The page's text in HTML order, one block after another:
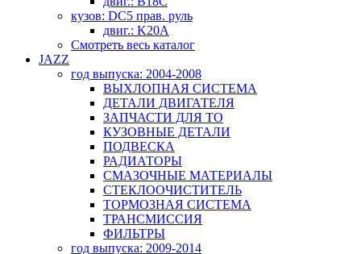
кузов: DC5 прав. руль
двиг.: K20A
Смотреть весь каталог
JAZZ
год выпуска: 2004-2008
ВЫХЛОПНАЯ СИСТЕМА
ДЕТАЛИ ДВИГАТЕЛЯ
ЗАПЧАСТИ ДЛЯ ТО
КУЗОВНЫЕ ДЕТАЛИ
ПОДВЕСКА
РАДИАТОРЫ
СМАЗОЧНЫЕ МАТЕРИАЛЫ
СТЕКЛООЧИСТИТЕЛЬ
ТОРМОЗНАЯ СИСТЕМА
ТРАНСМИССИЯ
ФИЛЬТРЫ
год выпуска: 2009-2014